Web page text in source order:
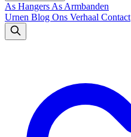
As Hangers As Armbanden
Urnen Blog Ons Verhaal Contact